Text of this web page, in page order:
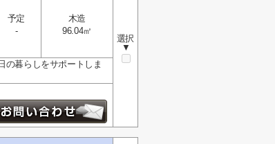
選択
▼
予定
-
木造
96.04㎡
の暮らしをサポートしま